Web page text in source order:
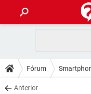
CELULAR
OUTLOOK
DICAS
JOGOS
DOWNLOADS
Fórum
Anterior